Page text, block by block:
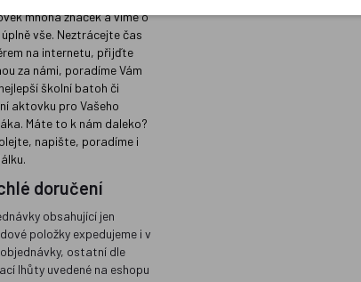
mnoha značek a víme o
úplně vše. Neztrácejte čas
na internetu, přijďte
za námi, poradíme Vám
školní batoh či
aktovku pro Vašeho
Máte to k nám daleko?
napište, poradíme i
doručení
obsahující jen
položky expedujeme i v
ostatní dle
lhůty uvedené na eshopu